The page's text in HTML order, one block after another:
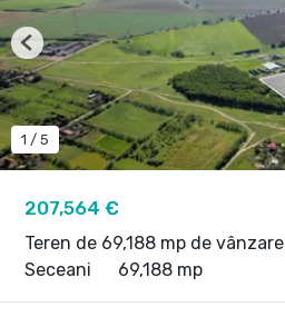
207,564 €
Teren de 69,188 mp de vânzare
Seceani
69,188 mp
1 / 5
Previous